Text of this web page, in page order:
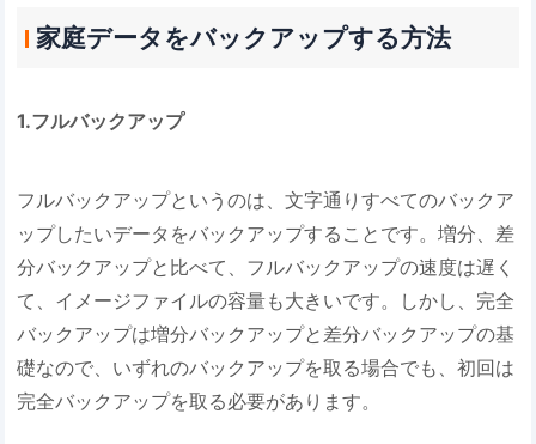
家庭データをバックアップする方法
1.フルバックアップ
フルバックアップというのは、文字通りすべてのバックア
ップしたいデータをバックアップすることです。増分、差
分バックアップと比べて、フルバックアップの速度は遅く
て、イメージファイルの容量も大きいです。しかし、完全
バックアップは増分バックアップと差分バックアップの基
礎なので、いずれのバックアップを取る場合でも、初回は
完全バックアップを取る必要があります。